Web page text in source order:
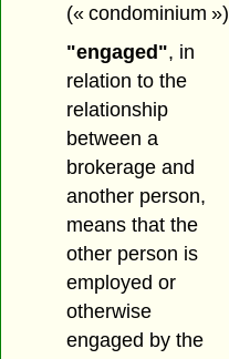
(« condominium »)
"engaged", in
relation to the
relationship
between a
brokerage and
another person,
means that the
other person is
employed or
otherwise
engaged by the